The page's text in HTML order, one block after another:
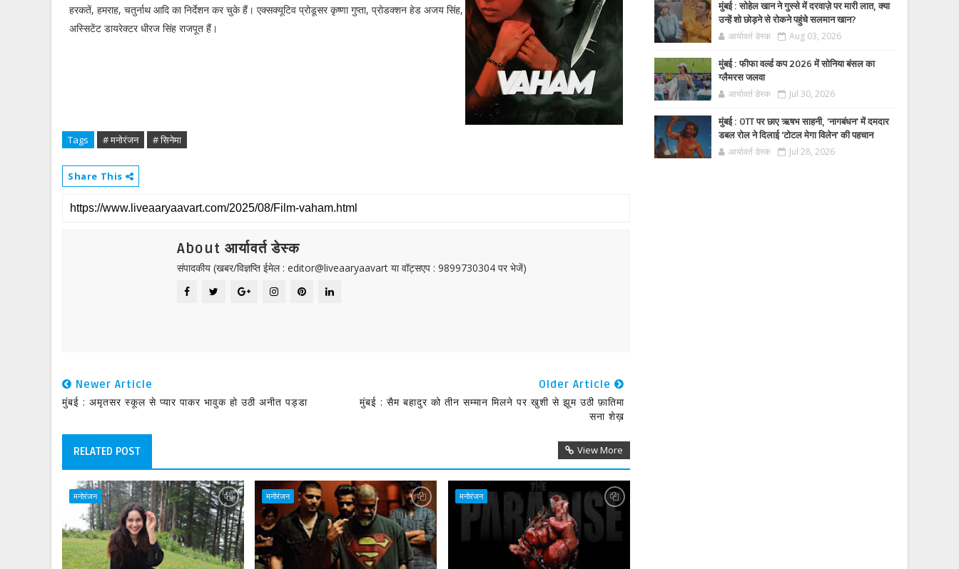
हरकतें, हमराह, चतुर्नाथ आदि का निर्देशन कर चुके हैं। एक्सक्यूटिव प्रोडूसर कृष्णा गुप्ता, प्रोडक्शन हेड अजय सिंह,
अस्सिटेंट डायरेक्टर धीरज सिंह राजपूत हैं।
Tags # मनोरंजन # सिनेमा
Share This
About आर्यावर्त डेस्क
संपादकीय (खबर/विज्ञप्ति ईमेल : editor@liveaaryaavart या वॉट्सएप : 9899730304 पर भेजें)
Newer Article
मुंबई : अमृतसर स्कूल से प्यार पाकर भावुक हो उठी अनीत पड्डा
Older Article
मुंबई : सैम बहादुर को तीन सम्मान मिलने पर खुशी से झूम उठी फ़ातिमा
सना शेख़
RELATED POST View More
मनोरंजन मनोरंजन मनोरंजन
मुंबई : सोहेल खान ने गुस्से में दरवाज़े पर मारी लात, क्या
उन्हें शो छोड़ने से रोकने पहुंचे सलमान खान?
आर्यावर्त डेस्क Aug 03, 2026
मुंबई : फीफा वर्ल्ड कप 2026 में सोनिया बंसल का
ग्लैमरस जलवा
आर्यावर्त डेस्क Jul 30, 2026
मुंबई : OTT पर छाए ऋषभ साहनी, 'नागबंधन' में दमदार
डबल रोल ने दिलाई 'टोटल मेगा विलेन' की पहचान
आर्यावर्त डेस्क Jul 28, 2026